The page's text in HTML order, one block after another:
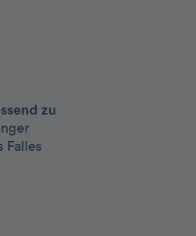
zu
Falles